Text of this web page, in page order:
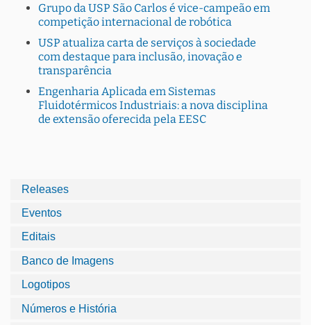
Grupo da USP São Carlos é vice-campeão em
competição internacional de robótica
USP atualiza carta de serviços à sociedade
com destaque para inclusão, inovação e
transparência
Engenharia Aplicada em Sistemas
Fluidotérmicos Industriais: a nova disciplina
de extensão oferecida pela EESC
Releases
Eventos
Editais
Banco de Imagens
Logotipos
Números e História